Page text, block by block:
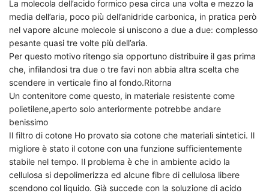
La molecola dell’acido formico pesa circa una volta e mezzo la
media dell’aria, poco più dell’anidride carbonica, in pratica però
nel vapore alcune molecole si uniscono a due a due: complesso
pesante quasi tre volte più dell’aria.
Per questo motivo ritengo sia opportuno distribuire il gas prima
che, infilandosi tra due o tre favi non abbia altra scelta che
scendere in verticale fino al fondo.Ritorna
Un contenitore come questo, in materiale resistente come
polietilene,aperto solo anteriormente potrebbe andare
benissimo
Il filtro di cotone Ho provato sia cotone che materiali sintetici. Il
migliore è stato il cotone con una funzione sufficientemente
stabile nel tempo. Il problema è che in ambiente acido la
cellulosa si depolimerizza ed alcune fibre di cellulosa libere
scendono col liquido. Già succede con la soluzione di acido